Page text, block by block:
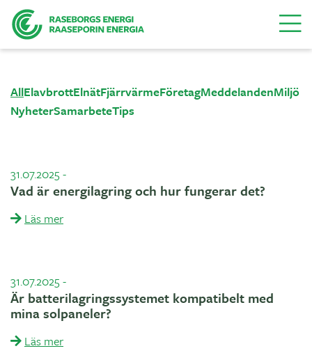
Menu
AllElavbrottElnätFjärrvärmeFöretagMeddelandenMiljö
NyheterSamarbeteTips
31.07.2025-
Vad är energilagring och hur fungerar det?
Läs mer
31.07.2025-
Är batterilagringssystemet kompatibelt med
mina solpaneler?
Läs mer